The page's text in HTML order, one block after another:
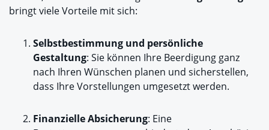
bringt viele Vorteile mit sich:
Selbstbestimmung und persönliche
Gestaltung: Sie können Ihre Beerdigung ganz
nach Ihren Wünschen planen und sicherstellen,
dass Ihre Vorstellungen umgesetzt werden.
Finanzielle Absicherung: Eine